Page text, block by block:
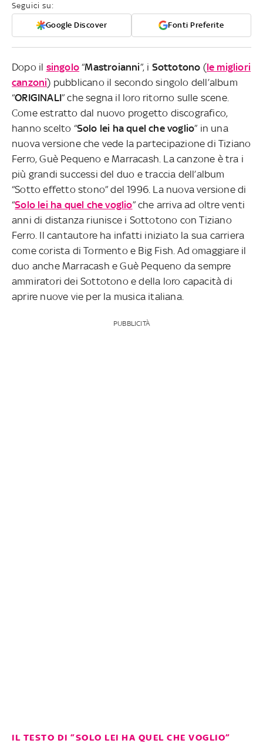
Seguici su:
Google Discover Fonti Preferite
Dopo il singolo “Mastroianni”, i Sottotono (le migliori
canzoni) pubblicano il secondo singolo dell’album
“ORIGINALI” che segna il loro ritorno sulle scene.
Come estratto dal nuovo progetto discografico,
hanno scelto “Solo lei ha quel che voglio” in una
nuova versione che vede la partecipazione di Tiziano
Ferro, Guè Pequeno e Marracash. La canzone è tra i
più grandi successi del duo e traccia dell’album
“Sotto effetto stono” del 1996. La nuova versione di
“Solo lei ha quel che voglio” che arriva ad oltre venti
anni di distanza riunisce i Sottotono con Tiziano
Ferro. Il cantautore ha infatti iniziato la sua carriera
come corista di Tormento e Big Fish. Ad omaggiare il
duo anche Marracash e Guè Pequeno da sempre
ammiratori dei Sottotono e della loro capacità di
aprire nuove vie per la musica italiana.
PUBBLICITÀ
IL TESTO DI “SOLO LEI HA QUEL CHE VOGLIO”